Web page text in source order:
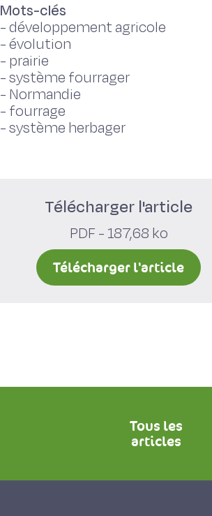
Mots-clés
-développement agricole
-évolution
- prairie
-système fourrager
- Normandie
- fourrage
-système herbager
Télécharger l'article
PDF - 187,68 ko
Télécharger l'article
Tous les
articles